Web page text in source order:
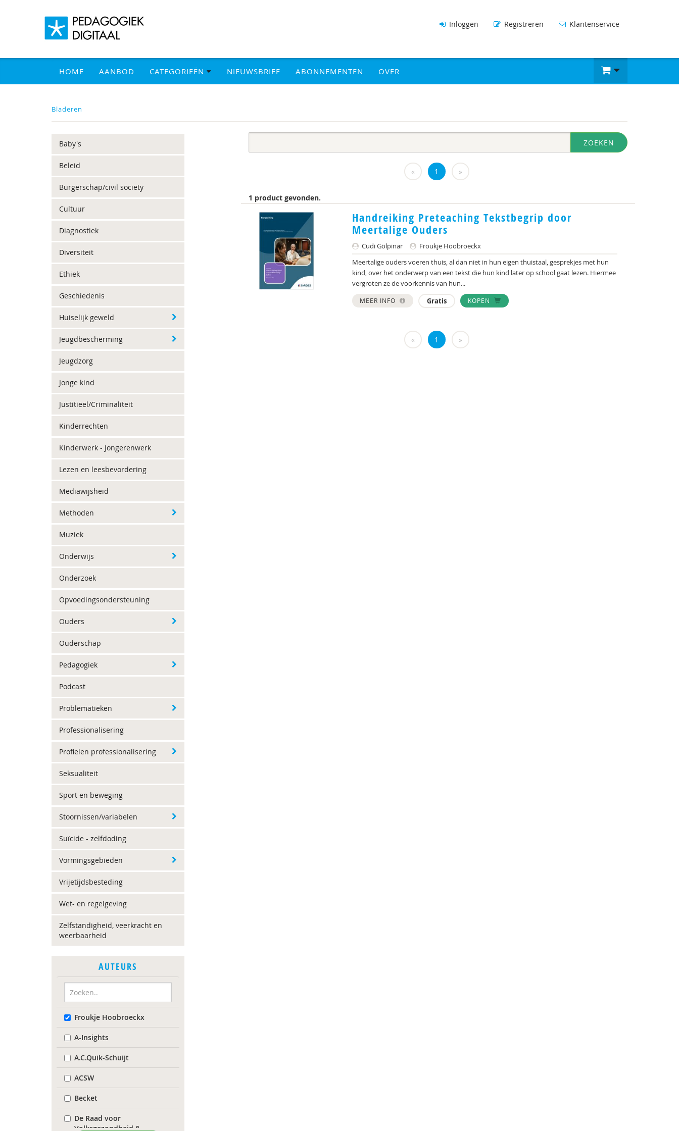
Inloggen Registreren Klantenservice
HOME AANBOD CATEGORIEËN NIEUWSBRIEF ABONNEMENTEN OVER
Bladeren
Baby's
Beleid
Burgerschap/civil society
Cultuur
Diagnostiek
Diversiteit
Ethiek
Geschiedenis
Huiselijk geweld
Jeugdbescherming
Jeugdzorg
Jonge kind
Justitieel/Criminaliteit
Kinderrechten
Kinderwerk - Jongerenwerk
Lezen en leesbevordering
Mediawijsheid
Methoden
Muziek
Onderwijs
Onderzoek
Opvoedingsondersteuning
Ouders
Ouderschap
Pedagogiek
Podcast
Problematieken
Professionalisering
Profielen professionalisering
Seksualiteit
Sport en beweging
Stoornissen/variabelen
Suïcide - zelfdoding
Vormingsgebieden
Vrijetijdsbesteding
Wet- en regelgeving
Zelfstandigheid, veerkracht en
weerbaarheid
AUTEURS
Froukje Hoobroeckx
A-Insights
A.C.Quik-Schuijt
ACSW
Becket
De Raad voor
Volksgezondheid &
ZOEKEN
« 1 »
1 product gevonden.
Handreiking Preteaching Tekstbegrip door
Meertalige Ouders
Cudi Gölpinar
Froukje Hoobroeckx
Meertalige ouders voeren thuis, al dan niet in hun eigen thuistaal, gesprekjes met hun
kind, over het onderwerp van een tekst die hun kind later op school gaat lezen. Hiermee
vergroten ze de voorkennis van hun...
MEER INFO Gratis KOPEN
« 1 »